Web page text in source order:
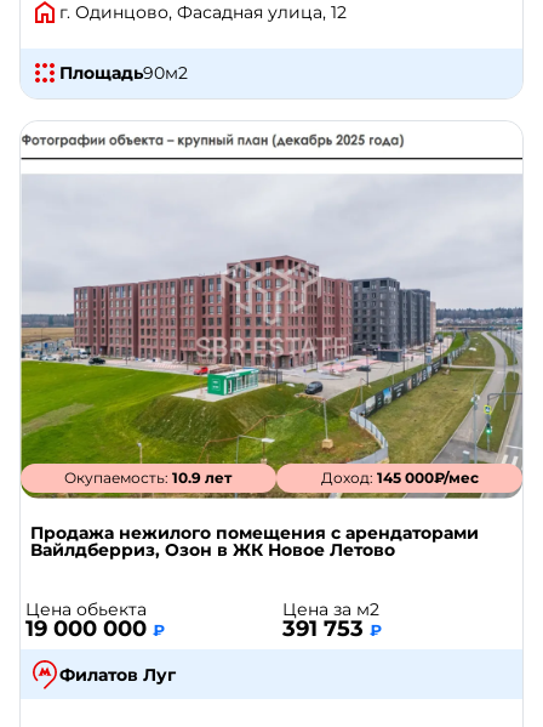
г. Одинцово, Фасадная улица, 12
Площадь90м2
Окупаемость:10.9 лет Доход: 145 000₽/мес
Продажа нежилого помещения с арендаторами
Вайлдберриз, Озон в ЖК Новое Летово
Цена обьекта
19 000 000 ₽
Цена за м2
391 753 ₽
Филатов Луг